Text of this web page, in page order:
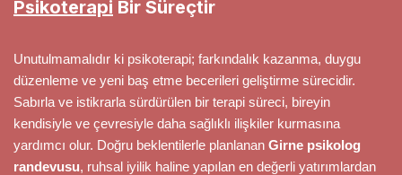
Psikoterapi Bir Süreçtir
Unutulmamalıdır ki psikoterapi; farkındalık kazanma, duygu
düzenleme ve yeni baş etme becerileri geliştirme sürecidir.
Sabırla ve istikrarla sürdürülen bir terapi süreci, bireyin
kendisiyle ve çevresiyle daha sağlıklı ilişkiler kurmasına
yardımcı olur. Doğru beklentilerle planlanan Girne psikolog
randevusu, ruhsal iyilik haline yapılan en değerli yatırımlardan